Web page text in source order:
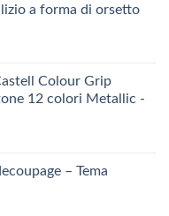
a forma di orsetto
Colour Grip
12 colori Metallic -
– Tema